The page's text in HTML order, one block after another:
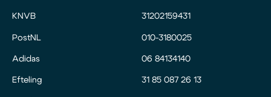
KNVB
PostNL
Adidas
Efteling
31202159431
010-3180025
06 84134140
31 85 087 26 13